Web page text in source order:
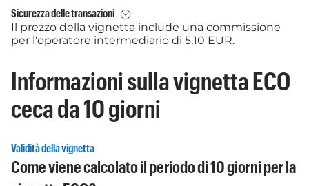
Sicurezza delle transazioni
Il prezzo della vignetta include una commissione
per l'operatore intermediario di 5,10 EUR.
Informazioni sulla vignetta ECO
ceca da 10 giorni
Validità della vignetta
Come viene calcolato il periodo di 10 giorni per la